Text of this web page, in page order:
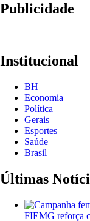
Publicidade
Institucional
BH
Economia
Política
Gerais
Esportes
Saúde
Brasil
Últimas
FIEMG reforça